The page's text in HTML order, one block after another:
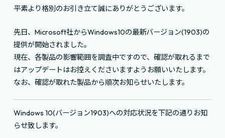
平素より格別のお引き立て誠にありがとうございます。
先日、Microsoft社からWindows10の最新バージョン(1903)の
提供が開始されました。
現在、各製品の影響範囲を調査中ですので、確認が取れるまで
はアップデートはお控えくださいますようお願いいたします。
なお、確認が取れた製品から順次お知らせいたします。
Windows 10(バージョン1903)への対応状況を下記の通りお知
らせ致します。